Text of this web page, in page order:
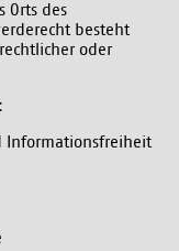
Orts des
besteht
oder
Informationsfreiheit